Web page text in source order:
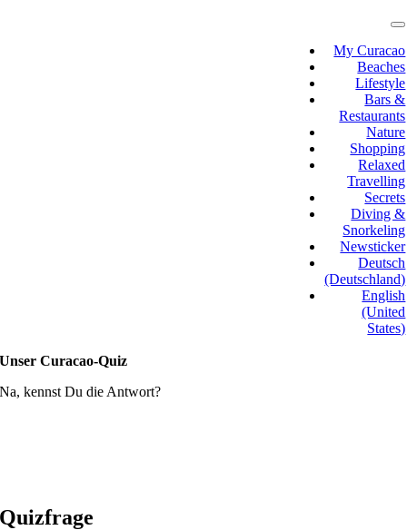
My Curacao
Beaches
Lifestyle
Bars &
Restaurants
Nature
Shopping
Relaxed
Travelling
Secrets
Diving &
Snorkeling
Newsticker
Deutsch
(Deutschland)
English
(United
States)
Unser Curacao-Quiz
Na, kennst Du die Antwort?
Quizfrage